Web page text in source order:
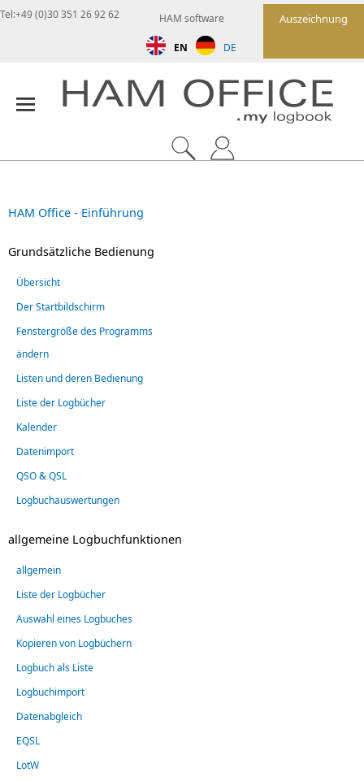
Auszeichnung
HAM software
EN DE
Tel:+49 (0)30 351 26 92 62
HAM Office - Einführung
Grundsätzliche Bedienung
Übersicht
Der Startbildschirm
Fenstergröße des Programms
ändern
Listen und deren Bedienung
Liste der Logbücher
Kalender
Datenimport
QSO & QSL
Logbuchauswertungen
allgemeine Logbuchfunktionen
allgemein
Liste der Logbücher
Auswahl eines Logbuches
Kopieren von Logbüchern
Logbuch als Liste
Logbuchimport
Datenabgleich
EQSL
LotW